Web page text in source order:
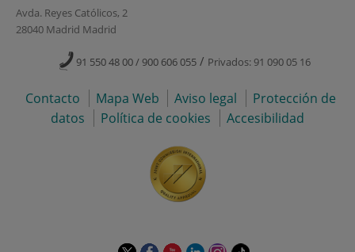
Avda. Reyes Católicos, 2
28040 Madrid Madrid
91 550 48 00 / 900 606 055 / Privados: 91 090 05 16
Contacto Mapa Web Aviso legal
Protección de
datos
Política de cookies Accesibilidad